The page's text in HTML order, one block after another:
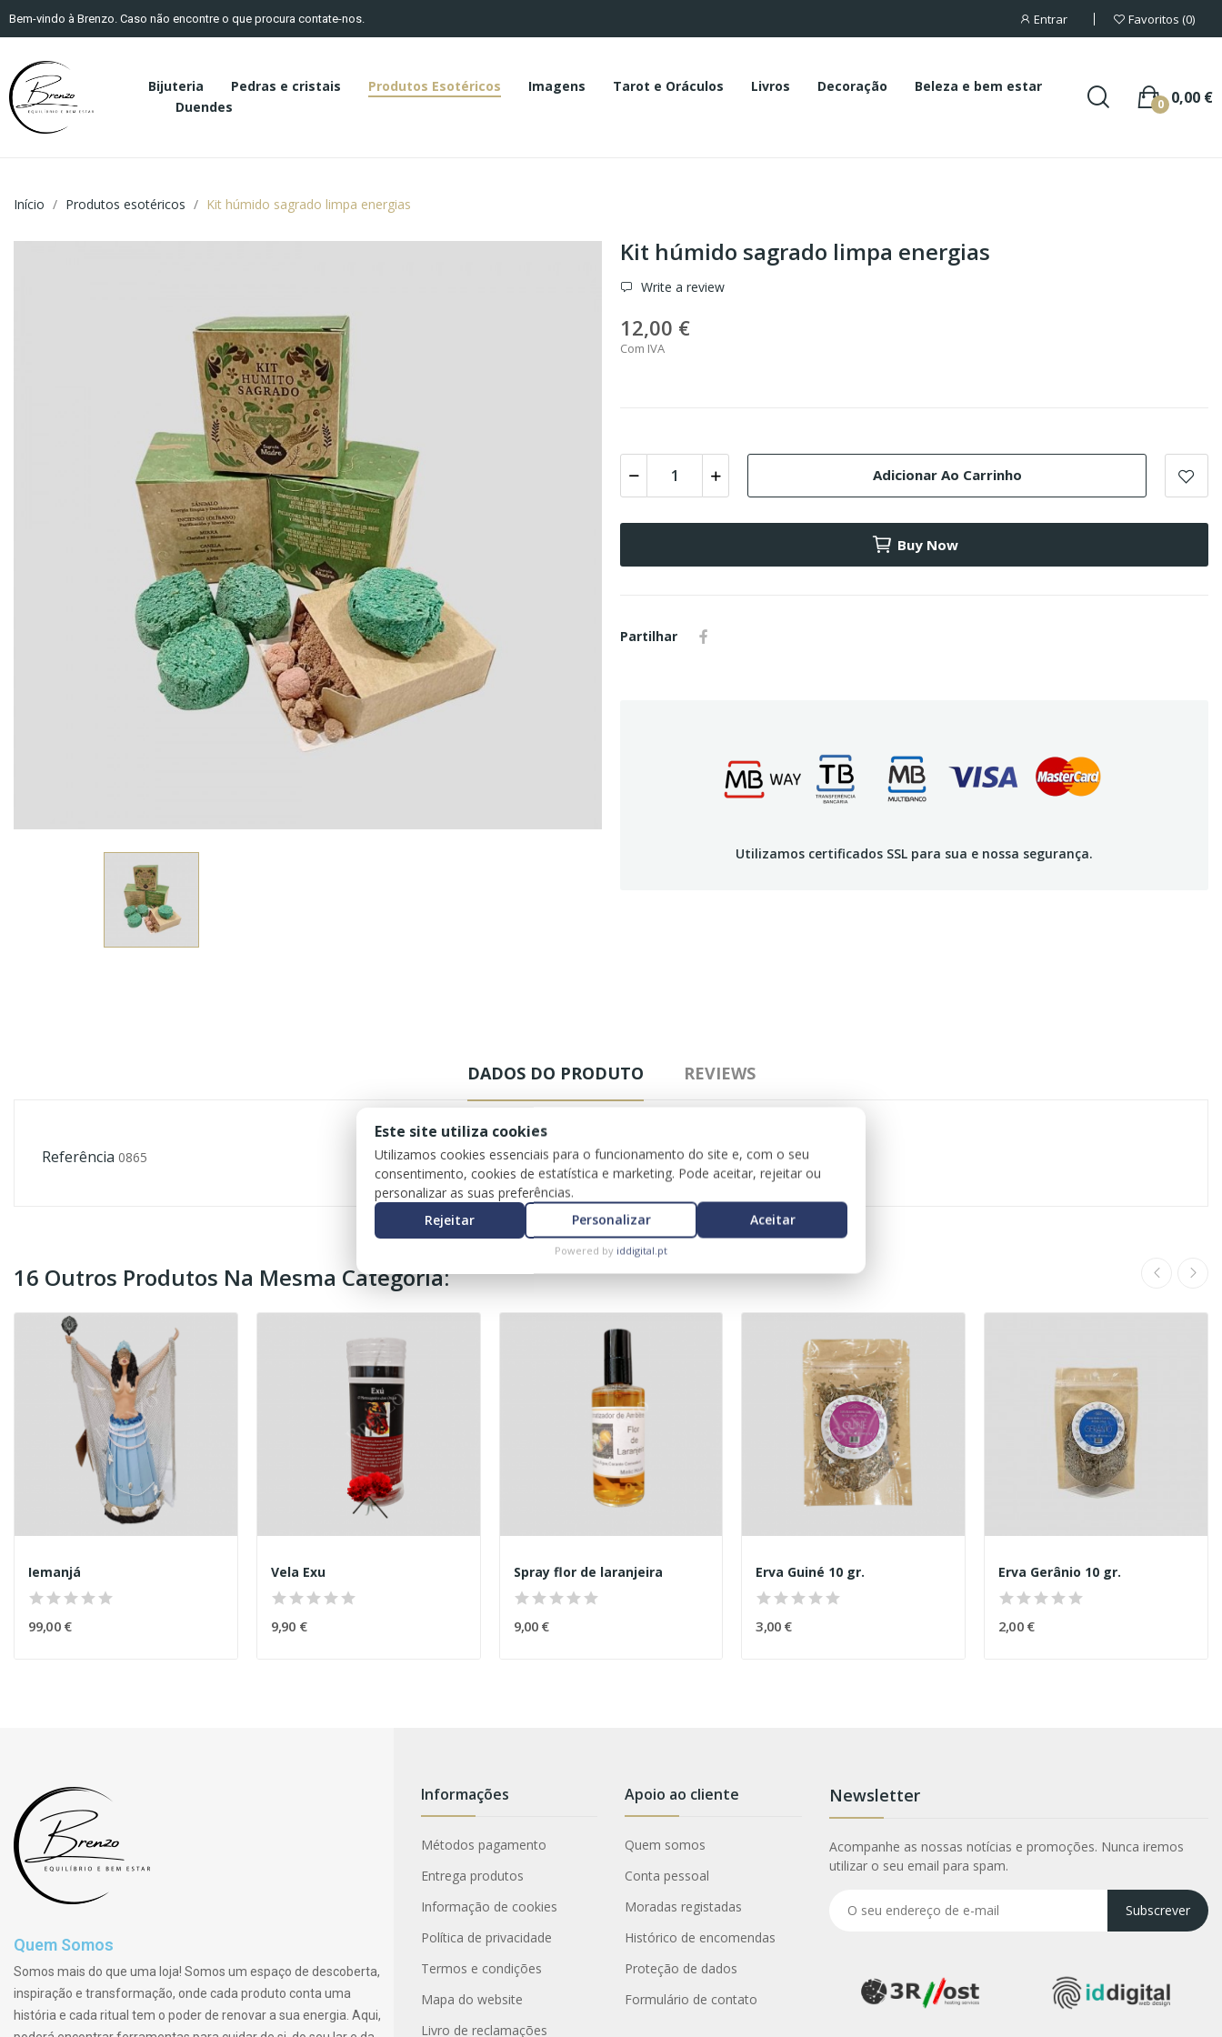
Bem-vindo à Brenzo. Caso não encontre o que procura contate-nos. Entrar Favoritos 0
Bijuteria Pedras e cristais Produtos Esotéricos Imagens Tarot e Oráculos Livros Decoração
Beleza e bem estar
Duendes
0,00 €
0
Início Produtos esotéricos Kit húmido sagrado limpa energias
Kit húmido sagrado limpa energias
Write a review
12,00 €
Com IVA
Adicionar Ao Carrinho
Buy Now
Partilhar
Utilizamos certificados SSL para sua e nossa segurança.
DADOS DO PRODUTO REVIEWS
Referência 0865
16 Outros Produtos Na Mesma Categoria:
Iemanjá
99,00 €
Vela Exu
9,90 €
Spray flor de laranjeira
9,00 €
Erva Guiné 10 gr.
3,00 €
Erva Gerânio 10 gr.
2,00 €
Quem Somos
Somos mais do que uma loja! Somos um espaço de descoberta,
inspiração e transformação, onde cada produto conta uma
história e cada ritual tem o poder de renovar a sua energia. Aqui,
Informações
Métodos pagamento
Entrega produtos
Informação de cookies
Política de privacidade
Termos e condições
Mapa do website
Livro de reclamações
Apoio ao cliente
Quem somos
Conta pessoal
Moradas registadas
Histórico de encomendas
Proteção de dados
Formulário de contato
Newsletter
Acompanhe as nossas notícias e promoções. Nunca iremos
utilizar o seu email para spam.
Subscrever
Este site utiliza cookies
Utilizamos cookies essenciais para o funcionamento do site e, com o seu
consentimento, cookies de estatística e marketing. Pode aceitar, rejeitar ou
personalizar as suas preferências.
Rejeitar
Personalizar Aceitar
Powered by iddigital.pt